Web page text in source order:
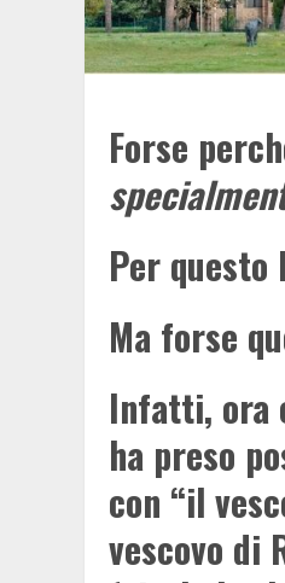
Forse
Per questo
Ma forse
Infatti, ora
ha preso
con “il
vescovo di